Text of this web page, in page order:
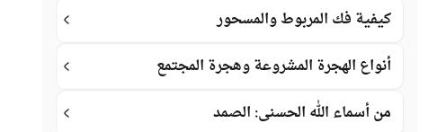
كيفية فك المربوط والمسحور
أنواع الهجرة المشروعة وهجرة المجتمع
من أسماء الله الحسنى: الصمد